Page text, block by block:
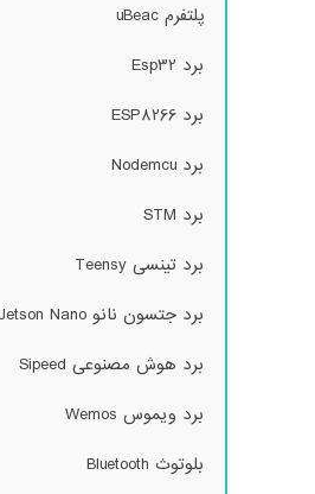
پلتفرم uBeac
برد Esp32
برد ESP8266
برد Nodemcu
برد STM
برد تینسی Teensy
برد جتسون نانو Jetson Nano
برد هوش مصنوعی Sipeed
برد ویموس Wemos
بلوتوث Bluetooth